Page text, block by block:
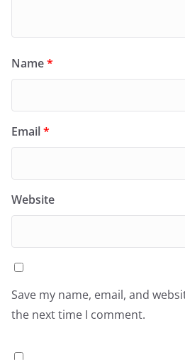
Name*
Email*
Website
Save my name, email, and
the next time I comment.